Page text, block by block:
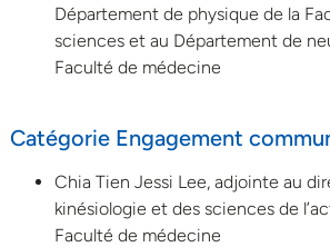
Département de physique de la
sciences et au Département de
Faculté de médecine
Catégorie Engagement
Chia Tien Jessi Lee, adjointe au
kinésiologie et des sciences de
Faculté de médecine